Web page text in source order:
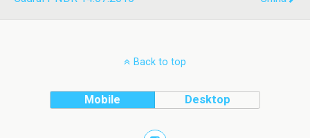
Back to top
Mobile Desktop